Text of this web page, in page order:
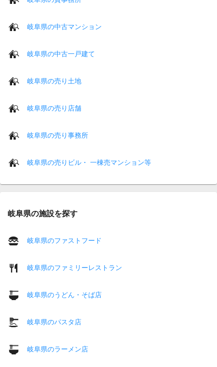
岐阜県の中古マンション
岐阜県の中古一戸建て
岐阜県の売り土地
岐阜県の売り店舗
岐阜県の売り事務所
岐阜県の売りビル・ 一棟売マンション等
岐阜県の施設を探す
岐阜県のファストフード
岐阜県のファミリーレストラン
岐阜県のうどん・そば店
岐阜県のパスタ店
岐阜県のラーメン店